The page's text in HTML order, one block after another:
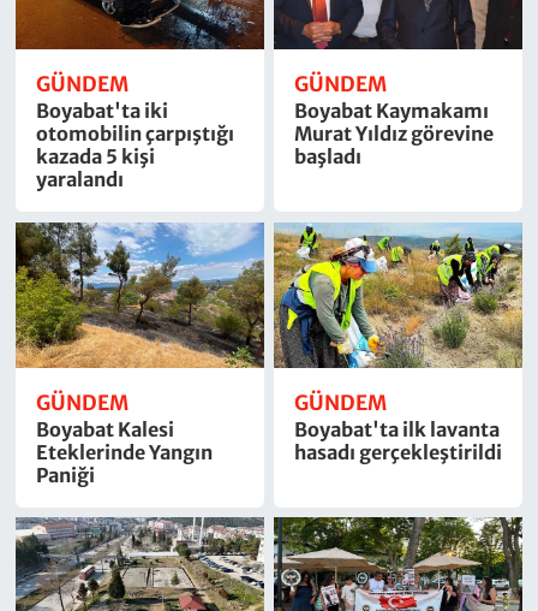
GÜNDEM
Boyabat'ta iki
otomobilin çarpıştığı
kazada 5 kişi
yaralandı
GÜNDEM
Boyabat Kaymakamı
Murat Yıldız görevine
başladı
GÜNDEM
Boyabat Kalesi
Eteklerinde Yangın
Paniği
GÜNDEM
Boyabat'ta ilk lavanta
hasadı gerçekleştirildi